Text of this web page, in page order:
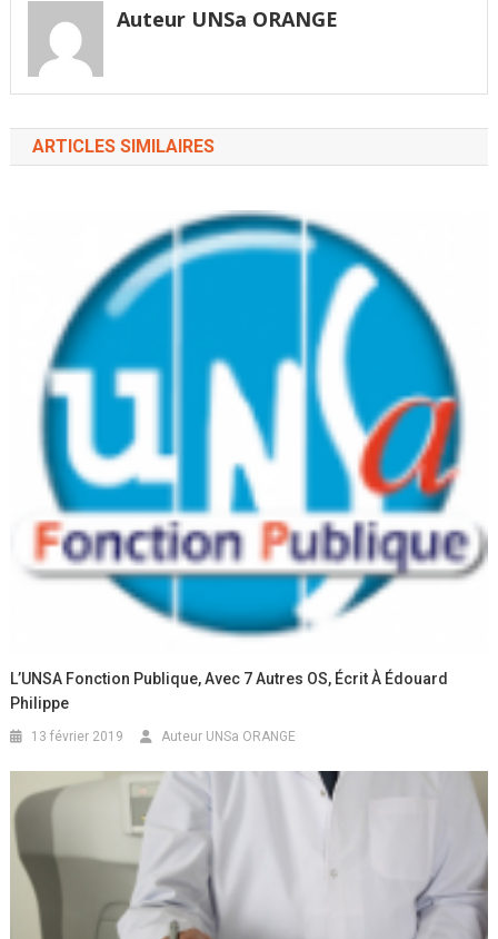
Auteur UNSa ORANGE
ARTICLES SIMILAIRES
L’UNSA Fonction Publique, Avec 7 Autres OS, Écrit À Édouard
Philippe
13 février 2019 Auteur UNSa ORANGE